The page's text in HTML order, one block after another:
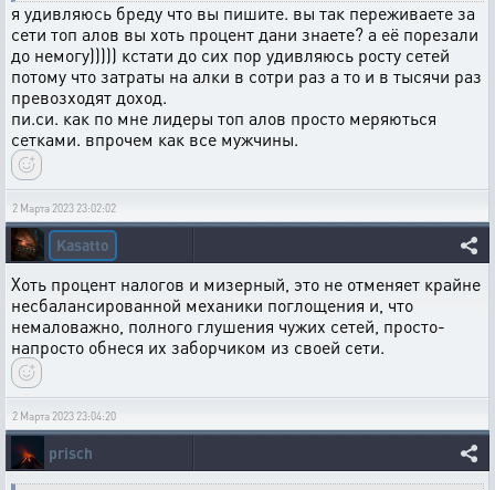
я удивляюсь бреду что вы пишите. вы так переживаете за
сети топ алов вы хоть процент дани знаете? а её порезали
до немогу))))) кстати до сих пор удивляюсь росту сетей
потому что затраты на алки в сотри раз а то и в тысячи раз
превозходят доход.
пи.си. как по мне лидеры топ алов просто меряються
сетками. впрочем как все мужчины.
2 Марта 2023 23:02:02
Kasatto
Хоть процент налогов и мизерный, это не отменяет крайне
несбалансированной механики поглощения и, что
немаловажно, полного глушения чужих сетей, просто-
напросто обнеся их заборчиком из своей сети.
2 Марта 2023 23:04:20
prisch